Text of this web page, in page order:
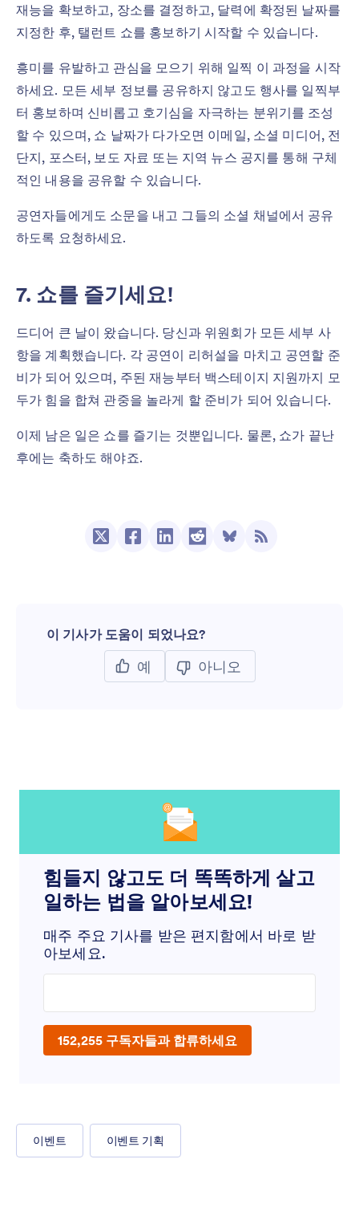
재능을 확보하고, 장소를 결정하고, 달력에 확정된 날짜를
지정한 후, 탤런트 쇼를 홍보하기 시작할 수 있습니다.
흥미를 유발하고 관심을 모으기 위해 일찍 이 과정을 시작
하세요. 모든 세부 정보를 공유하지 않고도 행사를 일찍부
터 홍보하며 신비롭고 호기심을 자극하는 분위기를 조성
할 수 있으며, 쇼 날짜가 다가오면 이메일, 소셜 미디어, 전
단지, 포스터, 보도 자료 또는 지역 뉴스 공지를 통해 구체
적인 내용을 공유할 수 있습니다.
공연자들에게도 소문을 내고 그들의 소셜 채널에서 공유
하도록 요청하세요.
7. 쇼를 즐기세요!
드디어 큰 날이 왔습니다. 당신과 위원회가 모든 세부 사
항을 계획했습니다. 각 공연이 리허설을 마치고 공연할 준
비가 되어 있으며, 주된 재능부터 백스테이지 지원까지 모
두가 힘을 합쳐 관중을 놀라게 할 준비가 되어 있습니다.
이제 남은 일은 쇼를 즐기는 것뿐입니다. 물론, 쇼가 끝난
후에는 축하도 해야죠.
이 기사가 도움이 되었나요?
예 아니오
힘들지 않고도 더 똑똑하게 살고
일하는 법을 알아보세요!
매주 주요 기사를 받은 편지함에서 바로 받
아보세요.
152,255 구독자들과 합류하세요
이벤트 이벤트 기획